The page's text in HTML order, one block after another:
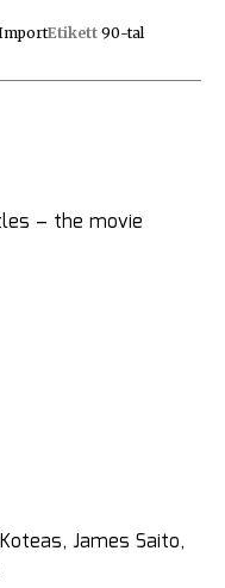
Etikett 90-tal
– the movie
James Saito,